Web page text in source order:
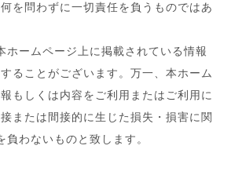
を問わずに一切責任を負うものではあ
ホームページ上に掲載されている情報
ることがございます。万一、本ホーム
もしくは内容をご利用またはご利用に
または間接的に生じた損失・損害に関
負わないものと致します。